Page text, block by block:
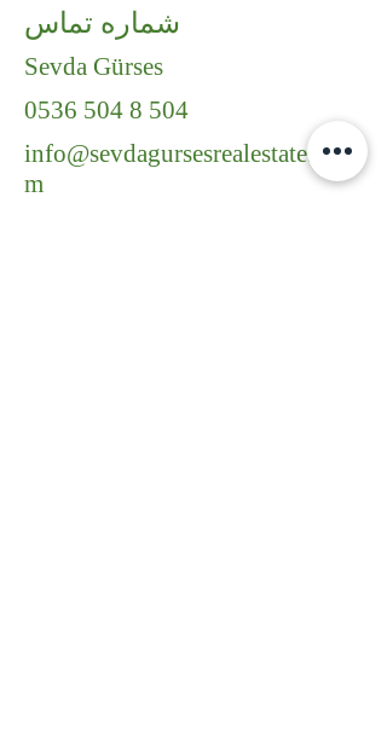
شماره تماس
Sevda Gürses
0536 504 8 504
info@sevdagursesrealestate.co
m